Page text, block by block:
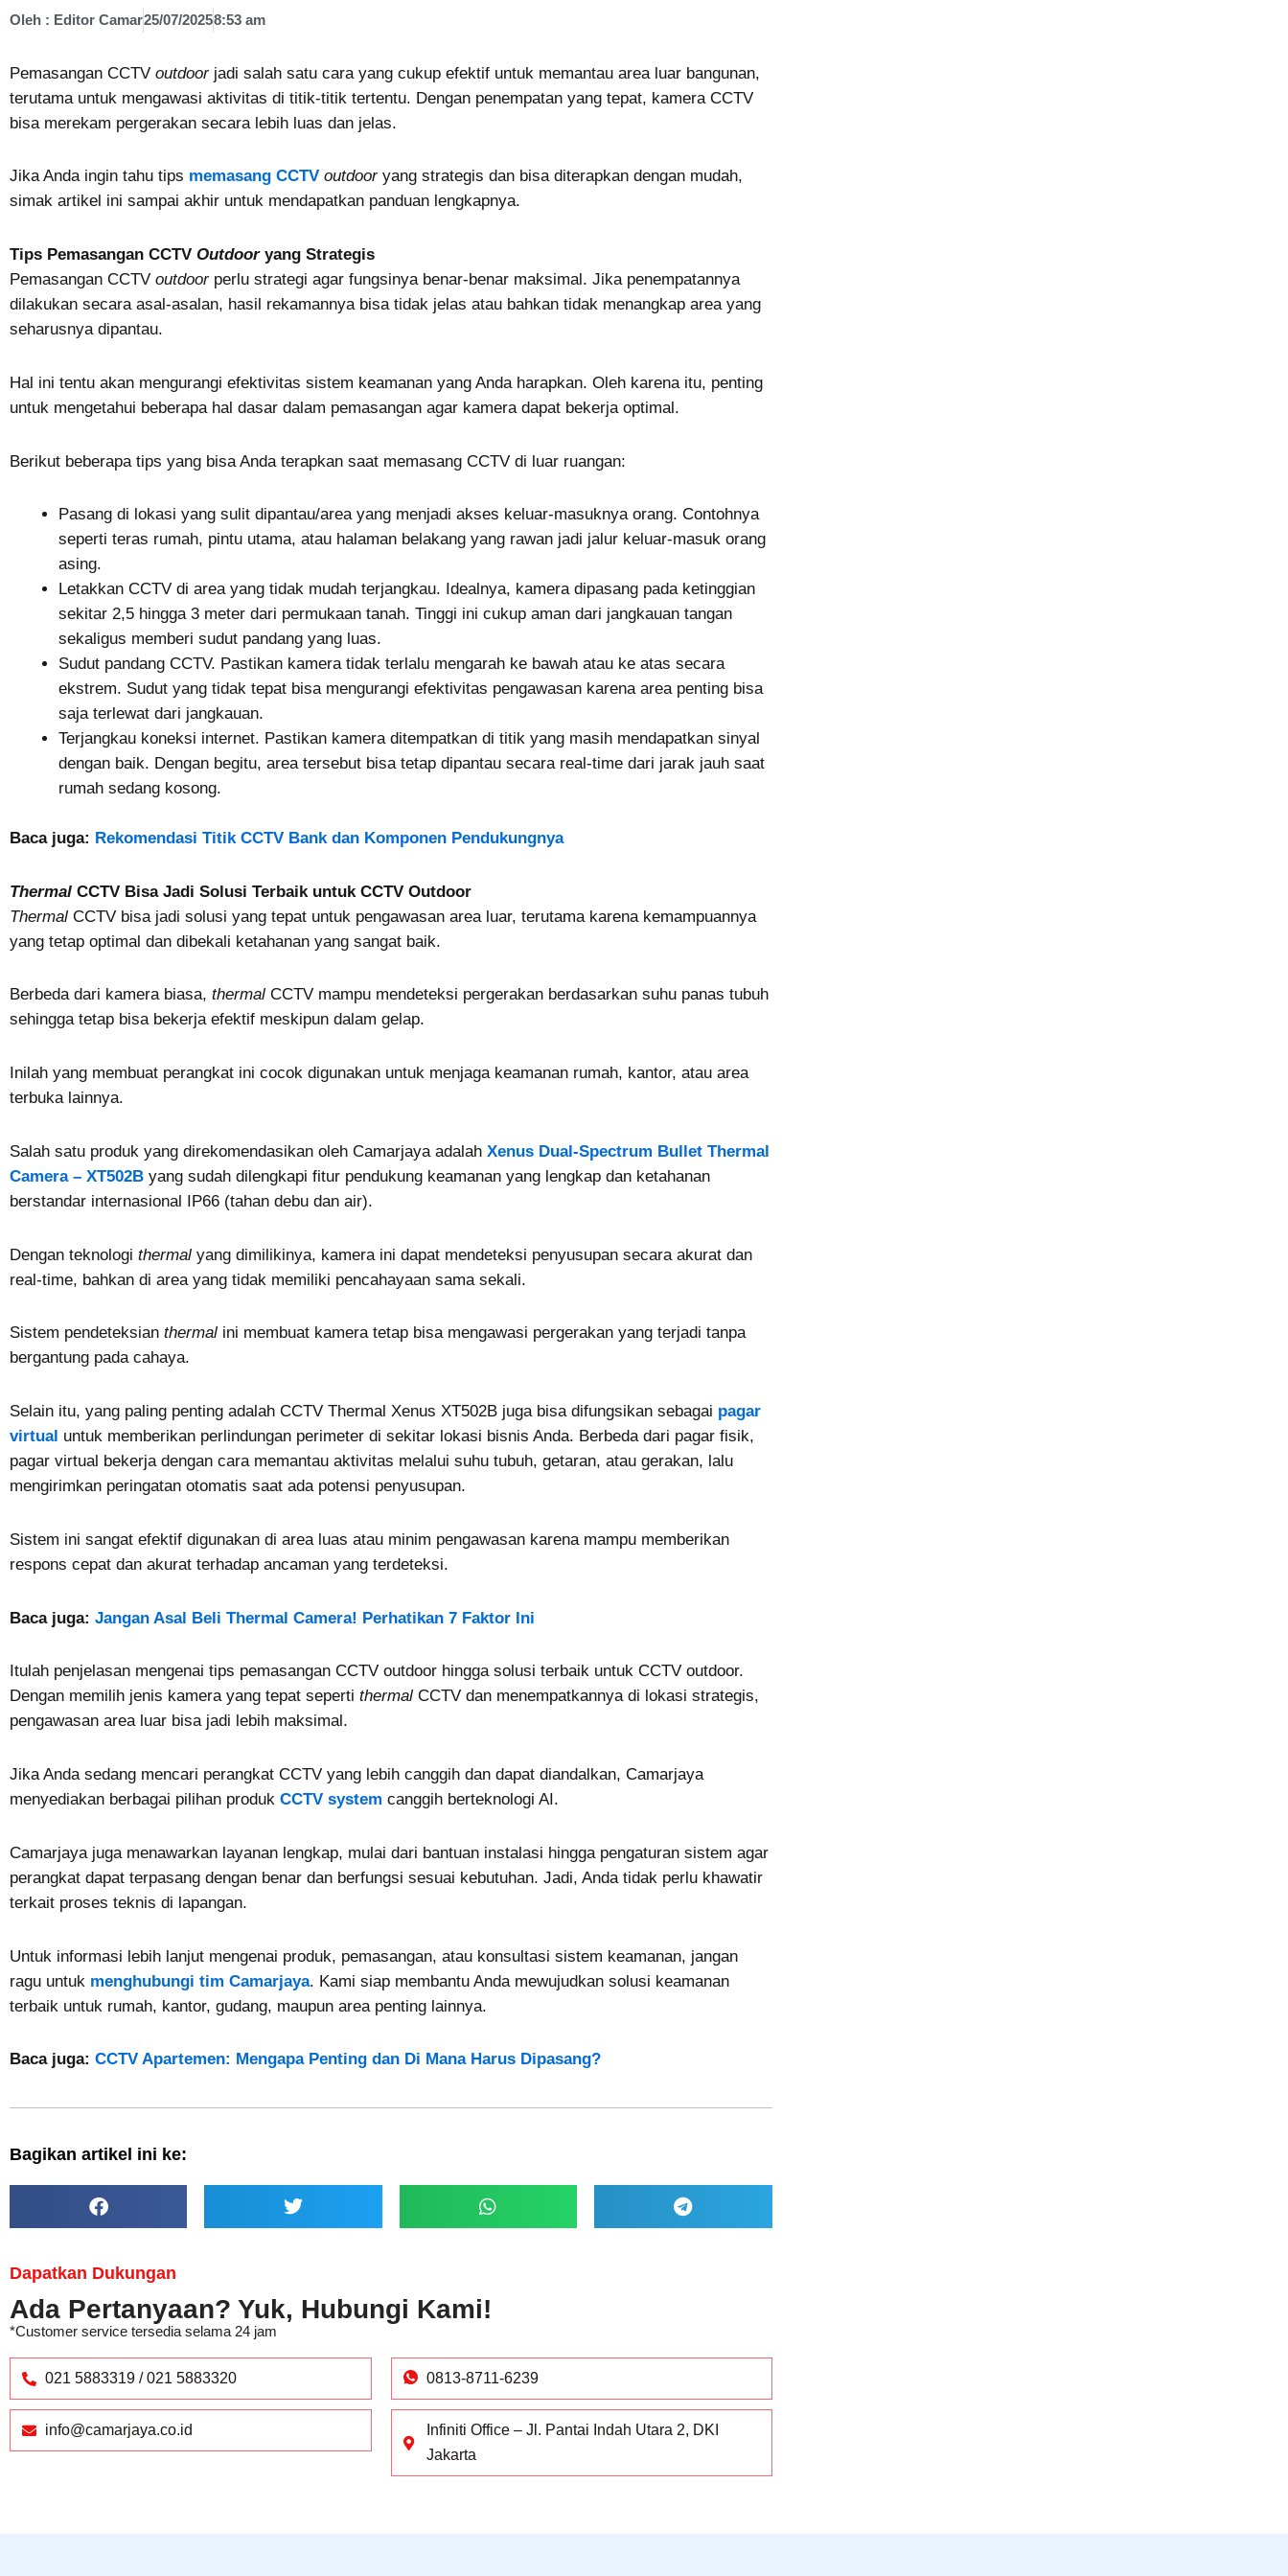
Oleh : Editor Camar25/07/20258:53 am
Pemasangan CCTV outdoor jadi salah satu cara yang cukup efektif untuk memantau area luar bangunan,
terutama untuk mengawasi aktivitas di titik-titik tertentu. Dengan penempatan yang tepat, kamera CCTV
bisa merekam pergerakan secara lebih luas dan jelas.
Jika Anda ingin tahu tips memasang CCTV outdoor yang strategis dan bisa diterapkan dengan mudah,
simak artikel ini sampai akhir untuk mendapatkan panduan lengkapnya.
Tips Pemasangan CCTV Outdooryang Strategis
Pemasangan CCTV outdoor perlu strategi agar fungsinya benar-benar maksimal. Jika penempatannya
dilakukan secara asal-asalan, hasil rekamannya bisa tidak jelas atau bahkan tidak menangkap area yang
seharusnya dipantau.
Hal ini tentu akan mengurangi efektivitas sistem keamanan yang Anda harapkan. Oleh karena itu, penting
untuk mengetahui beberapa hal dasar dalam pemasangan agar kamera dapat bekerja optimal.
Berikut beberapa tips yang bisa Anda terapkan saat memasang CCTV di luar ruangan:
Pasang di lokasi yang sulit dipantau/area yang menjadi akses keluar-masuknya orang. Contohnya
seperti teras rumah, pintu utama, atau halaman belakang yang rawan jadi jalur keluar-masuk orang
asing.
Letakkan CCTV di area yang tidak mudah terjangkau. Idealnya, kamera dipasang pada ketinggian
sekitar 2,5 hingga 3 meter dari permukaan tanah. Tinggi ini cukup aman dari jangkauan tangan
sekaligus memberi sudut pandang yang luas.
Sudut pandang CCTV. Pastikan kamera tidak terlalu mengarah ke bawah atau ke atas secara
ekstrem. Sudut yang tidak tepat bisa mengurangi efektivitas pengawasan karena area penting bisa
saja terlewat dari jangkauan.
Terjangkau koneksi internet. Pastikan kamera ditempatkan di titik yang masih mendapatkan sinyal
dengan baik. Dengan begitu, area tersebut bisa tetap dipantau secara real-time dari jarak jauh saat
rumah sedang kosong.
Baca juga: Rekomendasi Titik CCTV Bank dan Komponen Pendukungnya
Thermal CCTV Bisa Jadi Solusi Terbaik untuk CCTV Outdoor
Thermal CCTV bisa jadi solusi yang tepat untuk pengawasan area luar, terutama karena kemampuannya
yang tetap optimal dan dibekali ketahanan yang sangat baik.
Berbeda dari kamera biasa, thermal CCTV mampu mendeteksi pergerakan berdasarkan suhu panas tubuh
sehingga tetap bisa bekerja efektif meskipun dalam gelap.
Inilah yang membuat perangkat ini cocok digunakan untuk menjaga keamanan rumah, kantor, atau area
terbuka lainnya.
Salah satu produk yang direkomendasikan oleh Camarjaya adalah Xenus Dual-Spectrum Bullet Thermal
Camera – XT502B yang sudah dilengkapi fitur pendukung keamanan yang lengkap dan ketahanan
berstandar internasional IP66 (tahan debu dan air).
Dengan teknologi thermal yang dimilikinya, kamera ini dapat mendeteksi penyusupan secara akurat dan
real-time, bahkan di area yang tidak memiliki pencahayaan sama sekali.
Sistem pendeteksian thermal ini membuat kamera tetap bisa mengawasi pergerakan yang terjadi tanpa
bergantung pada cahaya.
Selain itu, yang paling penting adalah CCTV Thermal Xenus XT502B juga bisa difungsikan sebagai pagar
virtual untuk memberikan perlindungan perimeter di sekitar lokasi bisnis Anda. Berbeda dari pagar fisik,
pagar virtual bekerja dengan cara memantau aktivitas melalui suhu tubuh, getaran, atau gerakan, lalu
mengirimkan peringatan otomatis saat ada potensi penyusupan.
Sistem ini sangat efektif digunakan di area luas atau minim pengawasan karena mampu memberikan
respons cepat dan akurat terhadap ancaman yang terdeteksi.
Baca juga: Jangan Asal Beli Thermal Camera! Perhatikan 7 Faktor Ini
Itulah penjelasan mengenai tips pemasangan CCTV outdoor hingga solusi terbaik untuk CCTV outdoor.
Dengan memilih jenis kamera yang tepat seperti thermal CCTV dan menempatkannya di lokasi strategis,
pengawasan area luar bisa jadi lebih maksimal.
Jika Anda sedang mencari perangkat CCTV yang lebih canggih dan dapat diandalkan, Camarjaya
menyediakan berbagai pilihan produk CCTV system canggih berteknologi AI.
Camarjaya juga menawarkan layanan lengkap, mulai dari bantuan instalasi hingga pengaturan sistem agar
perangkat dapat terpasang dengan benar dan berfungsi sesuai kebutuhan. Jadi, Anda tidak perlu khawatir
terkait proses teknis di lapangan.
Untuk informasi lebih lanjut mengenai produk, pemasangan, atau konsultasi sistem keamanan, jangan
ragu untuk menghubungi tim Camarjaya. Kami siap membantu Anda mewujudkan solusi keamanan
terbaik untuk rumah, kantor, gudang, maupun area penting lainnya.
Baca juga: CCTV Apartemen: Mengapa Penting dan Di Mana Harus Dipasang?
Bagikan artikel ini ke:
Dapatkan Dukungan
Ada Pertanyaan? Yuk, Hubungi Kami!
*Customer service tersedia selama 24 jam
021 5883319 / 021 5883320 0813-8711-6239
info@camarjaya.co.id
Infiniti Office – Jl. Pantai Indah Utara 2, DKI
Jakarta